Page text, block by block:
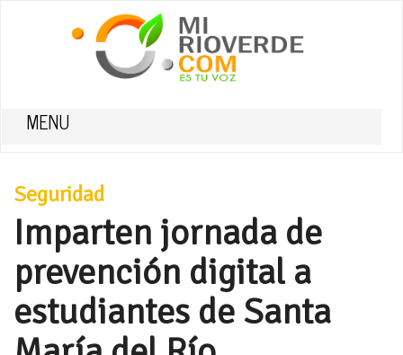
MENU
Seguridad
Imparten jornada de
prevención digital a
estudiantes de Santa